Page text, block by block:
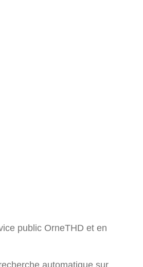
public OrneTHD et en
automatique sur